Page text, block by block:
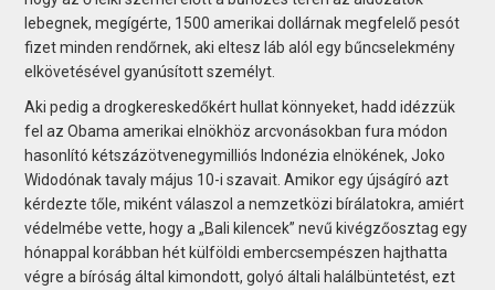
lebegnek, megígérte, 1500 amerikai dollárnak megfelelő pesót
fizet minden rendőrnek, aki eltesz láb alól egy bűncselekmény
elkövetésével gyanúsított személyt.
Aki pedig a drogkereskedőkért hullat könnyeket, hadd idézzük
fel az Obama amerikai elnökhöz arcvonásokban fura módon
hasonlító kétszázötvenegymilliós Indonézia elnökének, Joko
Widodónak tavaly május 10-i szavait. Amikor egy újságíró azt
kérdezte tőle, miként válaszol a nemzetközi bírálatokra, amiért
védelmébe vette, hogy a „Bali kilencek” nevű kivégzőosztag egy
hónappal korábban hét külföldi embercsempészen hajthatta
végre a bíróság által kimondott, golyó általi halálbüntetést, ezt